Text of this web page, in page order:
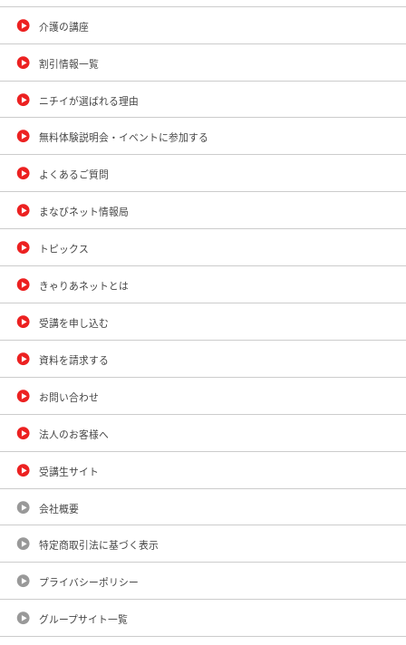
介護の講座
割引情報一覧
ニチイが選ばれる理由
無料体験説明会・イベントに参加する
よくあるご質問
まなびネット情報局
トピックス
きゃりあネットとは
受講を申し込む
資料を請求する
お問い合わせ
法人のお客様へ
受講生サイト
会社概要
特定商取引法に基づく表示
プライバシーポリシー
グループサイト一覧